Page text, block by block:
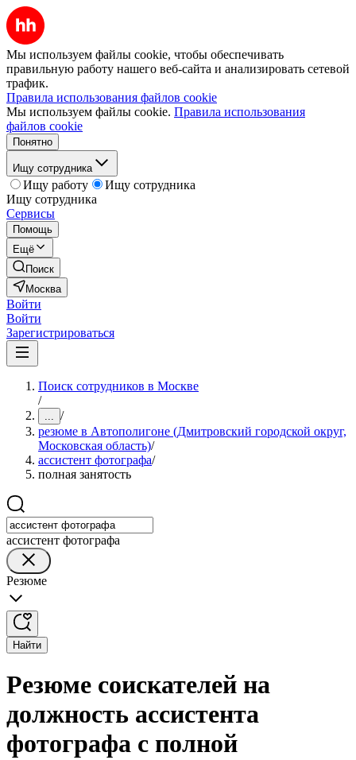
Мы используем файлы cookie, чтобы обеспечивать
правильную работу нашего веб-сайта и анализировать сетевой
трафик.
Правила использования файлов cookie
Мы используем файлы cookie. Правила использования
файлов cookie
Понятно
Ищу сотрудника
Ищу работу
Ищу сотрудника
Ищу сотрудника
Сервисы
Помощь
Ещё
Поиск
Москва
Войти
Войти
Зарегистрироваться
Поиск сотрудников в Москве
/
... /
резюме в Автополигоне (Дмитровский городской округ,
Московская область)/
ассистент фотографа/
полная занятость
ассистент фотографа
Резюме
Найти
Резюме соискателей на
должность ассистента
фотографа с полной